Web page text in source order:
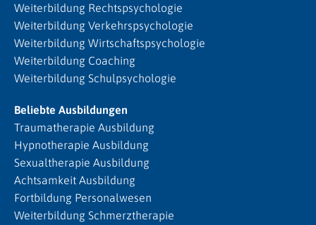
Weiterbildung Rechtspsychologie
Weiterbildung Verkehrspsychologie
Weiterbildung Wirtschaftspsychologie
Weiterbildung Coaching
Weiterbildung Schulpsychologie
Beliebte Ausbildungen
Traumatherapie Ausbildung
Hypnotherapie Ausbildung
Sexualtherapie Ausbildung
Achtsamkeit Ausbildung
Fortbildung Personalwesen
Weiterbildung Schmerztherapie